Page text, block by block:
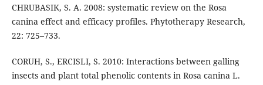
CHRUBASIK, S. A. 2008: systematic review on the Rosa
canina effect and efficacy profiles. Phytotherapy Research,
22: 725–733.
CORUH, S., ERCISLI, S. 2010: Interactions between galling
insects and plant total phenolic contents in Rosa canina L.